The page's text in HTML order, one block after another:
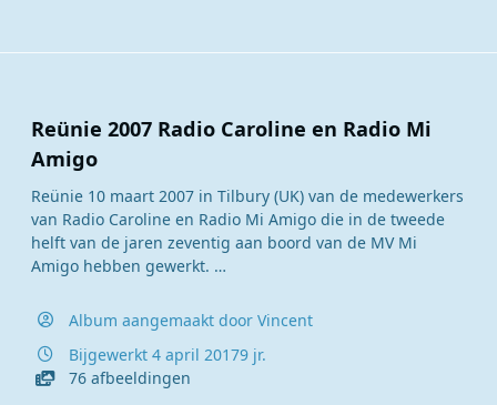
Reünie 2007 Radio Caroline en Radio Mi
Amigo
Reünie 10 maart 2007 in Tilbury (UK) van de medewerkers
van Radio Caroline en Radio Mi Amigo die in de tweede
helft van de jaren zeventig aan boord van de MV Mi
Amigo hebben gewerkt.
Album aangemaakt door Vincent
Bijgewerkt 4 april 20179 jr.
76 afbeeldingen